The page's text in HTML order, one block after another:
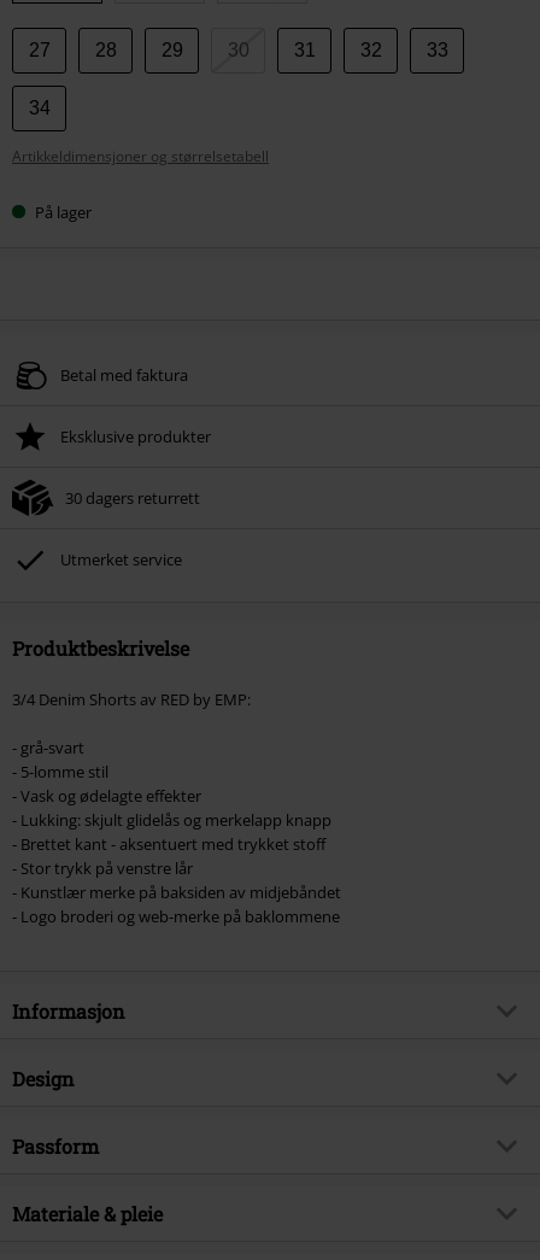
27 28 29 30 31 32 33
34
Artikkeldimensjoner og størrelsetabell
På lager
Betal med faktura
Eksklusive produkter
30 dagers returrett
Utmerket service
Produktbeskrivelse
3/4 Denim Shorts av RED by EMP:
- grå-svart
- 5-lomme stil
- Vask og ødelagte effekter
- Lukking: skjult glidelås og merkelapp knapp
- Brettet kant - aksentuert med trykket stoff
- Stor trykk på venstre lår
- Kunstlær merke på baksiden av midjebåndet
- Logo broderi og web-merke på baklommene
Informasjon
Artikkelnummer
Brand
Produkt kategori
Design
Produkttype
Med trykk
Passform
Kroppslengde
Materiale & pleie